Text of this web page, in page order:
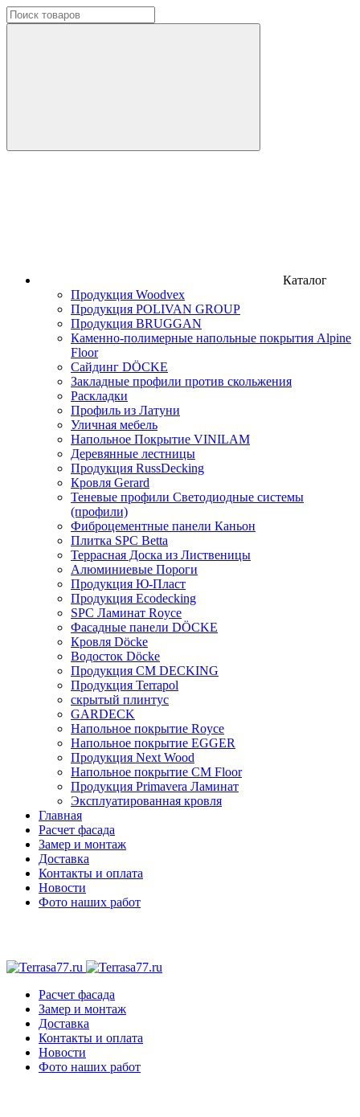
Каталог
Продукция Woodvex
Продукция POLIVAN GROUP
Продукция BRUGGAN
Каменно-полимерные напольные покрытия Alpine
Floor
Сайдинг DÖCKE
Закладные профили против скольжения
Раскладки
Профиль из Латуни
Уличная мебель
Напольное Покрытие VINILAM
Деревянные лестницы
Продукция RussDecking
Кровля Gerard
Теневые профили Светодиодные системы
(профили)
Фиброцементные панели Каньон
Плитка SPC Betta
Террасная Доска из Лиственицы
Алюминиевые Пороги
Продукция Ю-Пласт
Продукция Ecodecking
SPC Ламинат Royce
Фасадные панели DÖCKE
Кровля Döcke
Водосток Döcke
Продукция CM DECKING
Продукция Terrapol
скрытый плинтус
GARDECK
Напольное покрытие Royce
Напольное покрытие EGGER
Продукция Next Wood
Напольное покрытие CM Floor
Продукция Primavera Ламинат
Эксплуатированная кровля
Главная
Расчет фасада
Замер и монтаж
Доставка
Контакты и оплата
Новости
Фото наших работ
Расчет фасада
Замер и монтаж
Доставка
Контакты и оплата
Новости
Фото наших работ